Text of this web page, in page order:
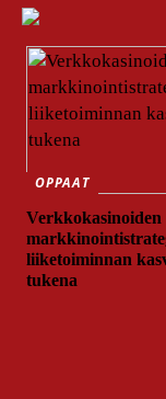
OPPAAT
Verkkokasinoiden
liiketoiminnan
tukena